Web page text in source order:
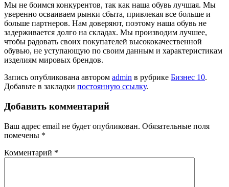
Мы не боимся конкурентов, так как наша обувь лучшая. Мы
уверенно осваиваем рынки сбыта, привлекая все больше и
больше партнеров. Нам доверяют, поэтому наша обувь не
задерживается долго на складах. Мы производим лучшее,
чтобы радовать своих покупателей высококачественной
обувью, не уступающую по своим данным и характеристикам
изделиям мировых брендов.
Запись опубликована автором admin в рубрике Бизнес 10.
Добавьте в закладки постоянную ссылку.
Добавить комментарий
Ваш адрес email не будет опубликован. Обязательные поля
помечены *
Комментарий *